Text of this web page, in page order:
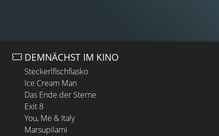
DEMNÄCHST IM KINO
Steckerlfischfiasko
Ice Cream Man
Das Ende der Sterne
Exit 8
You, Me & Italy
Marsupilami